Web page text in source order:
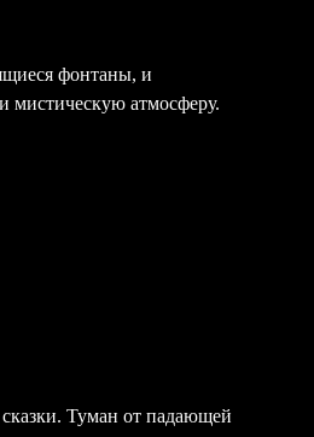
фонтаны, и
мистическую атмосферу.
Туман от падающей